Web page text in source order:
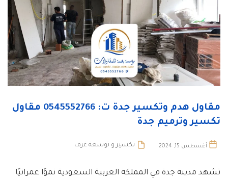
مقاول هدم وتكسير جدة ت: 0545552766 مقاول
تكسير وترميم جدة
أغسطس 15, 2024 تكسير و توسعة غرف
تشهد مدينة جدة في المملكة العربية السعودية نموًا عمرانيًا